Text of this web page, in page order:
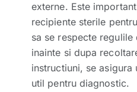
externe. Este
recipiente sterile
sa se respecte regulile
inainte si dupa
instructiuni, se
util pentru diagnostic.